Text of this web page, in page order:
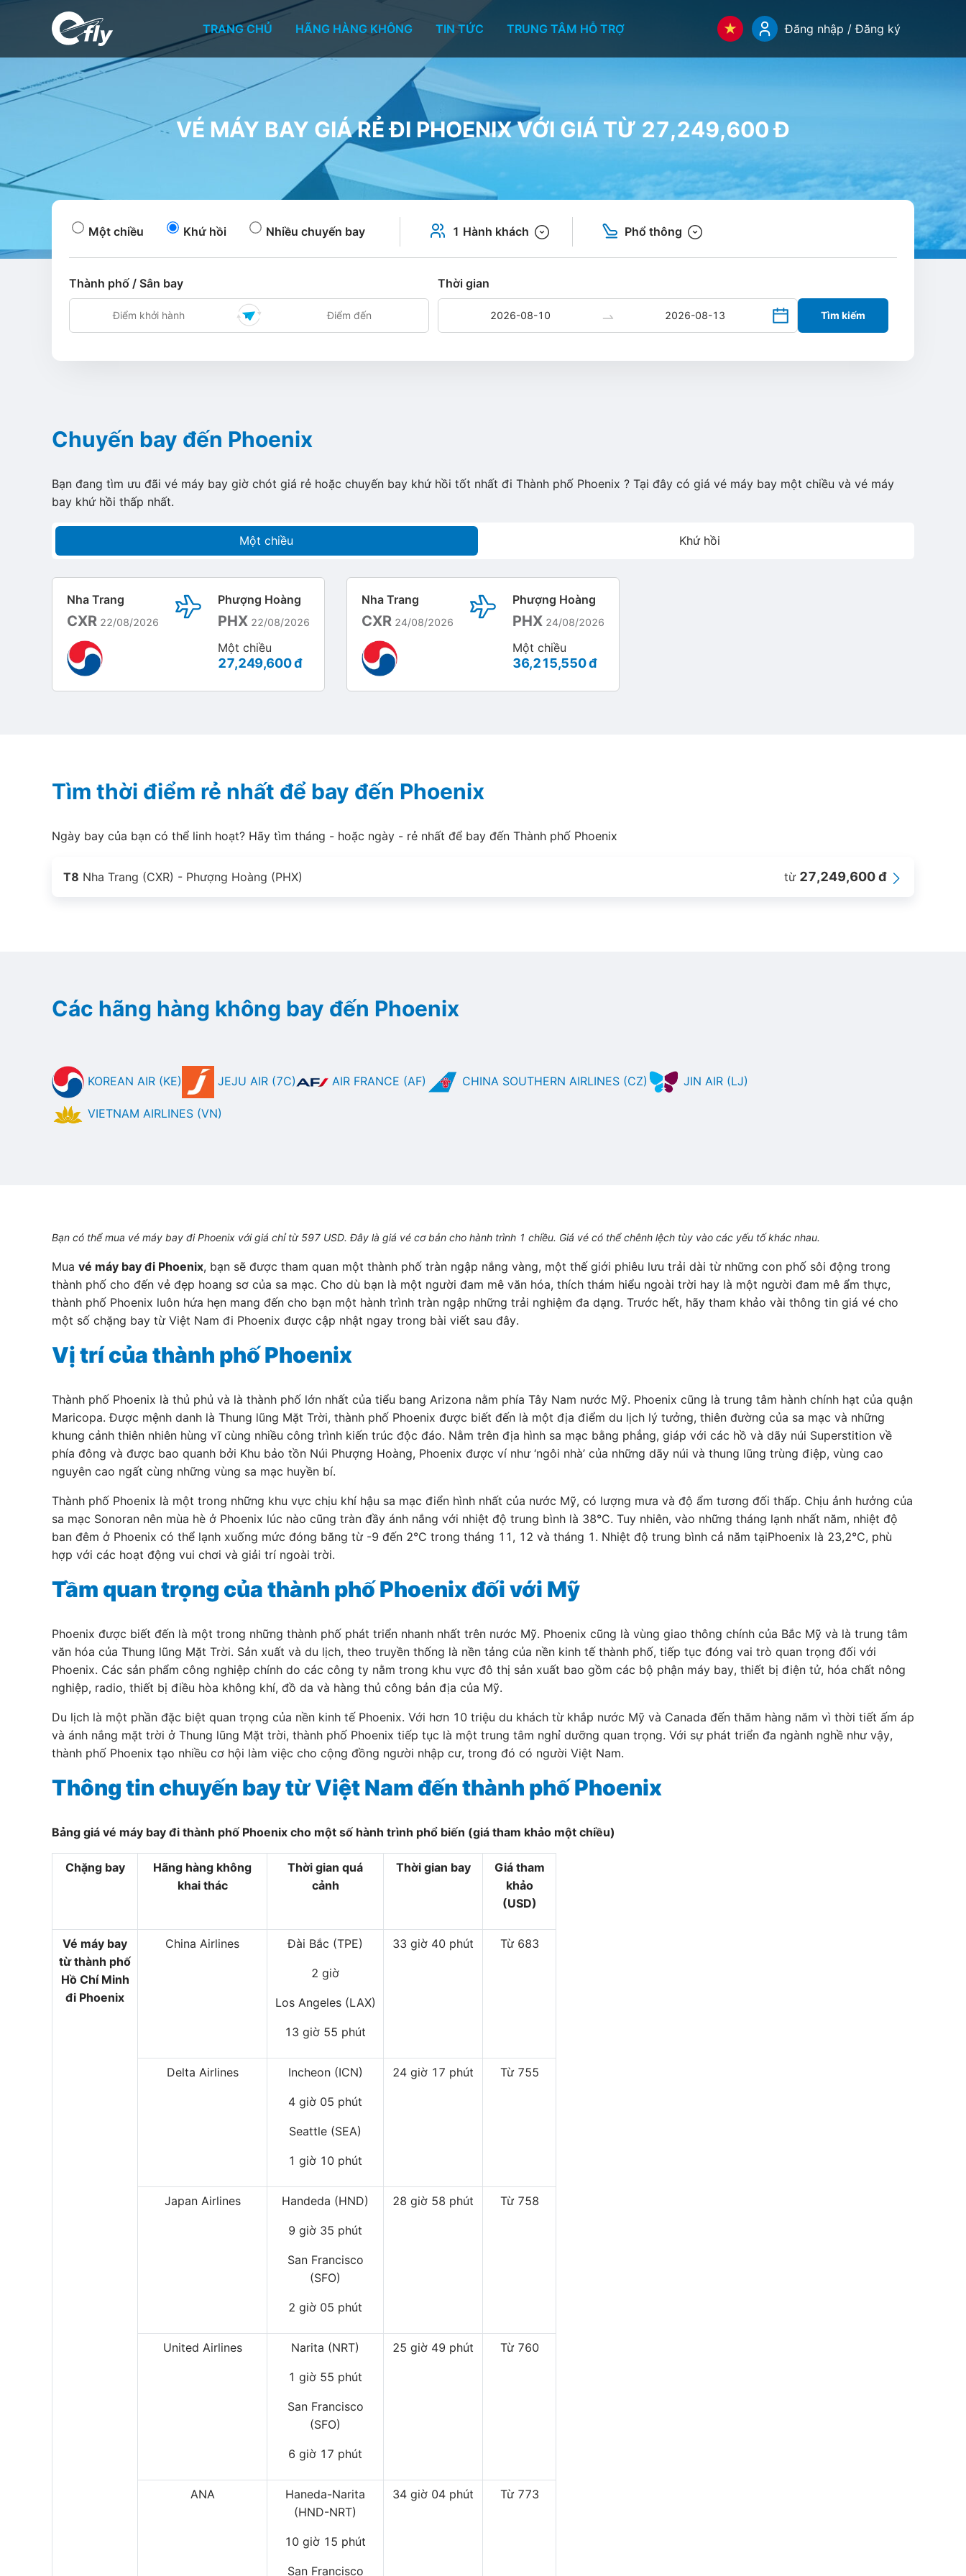
TRANG CHỦ HÃNG HÀNG KHÔNG TIN TỨC TRUNG TÂM HỖ TRỢ Đăng nhập / Đăng ký
VÉ MÁY BAY GIÁ RẺ ĐI PHOENIX VỚI GIÁ TỪ 27,249,600 Đ
Một chiều Khứ hồi Nhiều chuyến bay 1 Hành khách Phổ thông
Thành phố / Sân bay Thời gian
Tìm kiếm
Chuyến bay đến Phoenix
Bạn đang tìm ưu đãi vé máy bay giờ chót giá rẻ hoặc chuyến bay khứ hồi tốt nhất đi Thành phố Phoenix ? Tại đây có giá vé máy bay một chiều và vé máy
bay khứ hồi thấp nhất.
Một chiều Khứ hồi
Nha Trang
CXR 22/08/2026
Phượng Hoàng
PHX 22/08/2026
Một chiều
27,249,600 đ
Nha Trang
CXR 24/08/2026
Phượng Hoàng
PHX 24/08/2026
Một chiều
36,215,550 đ
Tìm thời điểm rẻ nhất để bay đến Phoenix
Ngày bay của bạn có thể linh hoạt? Hãy tìm tháng - hoặc ngày - rẻ nhất để bay đến Thành phố Phoenix
T8 Nha Trang (CXR) - Phượng Hoàng (PHX) từ 27,249,600 đ
Các hãng hàng không bay đến Phoenix
KOREAN AIR (KE) JEJU AIR (7C) AIR FRANCE (AF) CHINA SOUTHERN AIRLINES (CZ) JIN AIR (LJ)
VIETNAM AIRLINES (VN)
Bạn có thể mua vé máy bay đi Phoenix với giá chỉ từ 597 USD. Đây là giá vé cơ bản cho hành trình 1 chiều. Giá vé có thể chênh lệch tùy vào các yếu tố khác nhau.
Mua vé máy bay đi Phoenix, bạn sẽ được tham quan một thành phố tràn ngập nắng vàng, một thế giới phiêu lưu trải dài từ những con phố sôi động trong
thành phố cho đến vẻ đẹp hoang sơ của sa mạc. Cho dù bạn là một người đam mê văn hóa, thích thám hiểu ngoài trời hay là một người đam mê ẩm thực,
thành phố Phoenix luôn hứa hẹn mang đến cho bạn một hành trình tràn ngập những trải nghiệm đa dạng. Trước hết, hãy tham khảo vài thông tin giá vé cho
một số chặng bay từ Việt Nam đi Phoenix được cập nhật ngay trong bài viết sau đây.
Vị trí của thành phố Phoenix
Thành phố Phoenix là thủ phủ và là thành phố lớn nhất của tiểu bang Arizona nằm phía Tây Nam nước Mỹ. Phoenix cũng là trung tâm hành chính hạt của quận
Maricopa. Được mệnh danh là Thung lũng Mặt Trời, thành phố Phoenix được biết đến là một địa điểm du lịch lý tưởng, thiên đường của sa mạc và những
khung cảnh thiên nhiên hùng vĩ cùng nhiều công trình kiến trúc độc đáo. Nằm trên địa hình sa mạc bằng phẳng, giáp với các hồ và dãy núi Superstition về
phía đông và được bao quanh bởi Khu bảo tồn Núi Phượng Hoàng, Phoenix được ví như ‘ngôi nhà’ của những dãy núi và thung lũng trùng điệp, vùng cao
nguyên cao ngất cùng những vùng sa mạc huyền bí.
Thành phố Phoenix là một trong những khu vực chịu khí hậu sa mạc điển hình nhất của nước Mỹ, có lượng mưa và độ ẩm tương đối thấp. Chịu ảnh hưởng của
sa mạc Sonoran nên mùa hè ở Phoenix lúc nào cũng tràn đầy ánh nắng với nhiệt độ trung bình là 38°C. Tuy nhiên, vào những tháng lạnh nhất năm, nhiệt độ
ban đêm ở Phoenix có thể lạnh xuống mức đóng băng từ -9 đến 2°C trong tháng 11, 12 và tháng 1. Nhiệt độ trung bình cả năm tạiPhoenix là 23,2°C, phù
hợp với các hoạt động vui chơi và giải trí ngoài trời.
Tầm quan trọng của thành phố Phoenix đối với Mỹ
Phoenix được biết đến là một trong những thành phố phát triển nhanh nhất trên nước Mỹ. Phoenix cũng là vùng giao thông chính của Bắc Mỹ và là trung tâm
văn hóa của Thung lũng Mặt Trời. Sản xuất và du lịch, theo truyền thống là nền tảng của nền kinh tế thành phố, tiếp tục đóng vai trò quan trọng đối với
Phoenix. Các sản phẩm công nghiệp chính do các công ty nằm trong khu vực đô thị sản xuất bao gồm các bộ phận máy bay, thiết bị điện tử, hóa chất nông
nghiệp, radio, thiết bị điều hòa không khí, đồ da và hàng thủ công bản địa của Mỹ.
Du lịch là một phần đặc biệt quan trọng của nền kinh tế Phoenix. Với hơn 10 triệu du khách từ khắp nước Mỹ và Canada đến thăm hàng năm vì thời tiết ấm áp
và ánh nắng mặt trời ở Thung lũng Mặt trời, thành phố Phoenix tiếp tục là một trung tâm nghỉ dưỡng quan trọng. Với sự phát triển đa ngành nghề như vậy,
thành phố Phoenix tạo nhiều cơ hội làm việc cho cộng đồng người nhập cư, trong đó có người Việt Nam.
Thông tin chuyến bay từ Việt Nam đến thành phố Phoenix
Bảng giá vé máy bay đi thành phố Phoenix cho một số hành trình phổ biến (giá tham khảo một chiều)
Chặng bay
Hãng hàng không
khai thác
Thời gian quá
cảnh
Thời gian bay
Giá tham
khảo
(USD)
Vé máy bay
từ thành phố
Hồ Chí Minh
đi Phoenix
China Airlines Đài Bắc (TPE)
2 giờ
Los Angeles (LAX)
13 giờ 55 phút
33 giờ 40 phút Từ 683
Delta Airlines Incheon (ICN)
4 giờ 05 phút
Seattle (SEA)
1 giờ 10 phút
24 giờ 17 phút Từ 755
Japan Airlines Handeda (HND)
9 giờ 35 phút
San Francisco
(SFO)
2 giờ 05 phút
28 giờ 58 phút Từ 758
United Airlines Narita (NRT)
1 giờ 55 phút
San Francisco
(SFO)
6 giờ 17 phút
25 giờ 49 phút Từ 760
ANA
Haneda-Narita
(HND-NRT)
10 giờ 15 phút
San Francisco
34 giờ 04 phút Từ 773